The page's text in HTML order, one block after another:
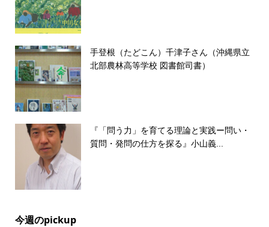
手登根（たどこん）千津子さん（沖縄県立
北部農林高等学校 図書館司書）
『「問う力」を育てる理論と実践ー問い・
質問・発問の仕方を探る』小山義...
今週のpickup